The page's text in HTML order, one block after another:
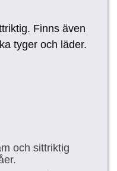
Finns även
tyger och läder.
och sittriktig